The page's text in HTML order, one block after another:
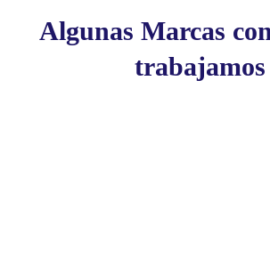
Algunas Marcas
trabajamos